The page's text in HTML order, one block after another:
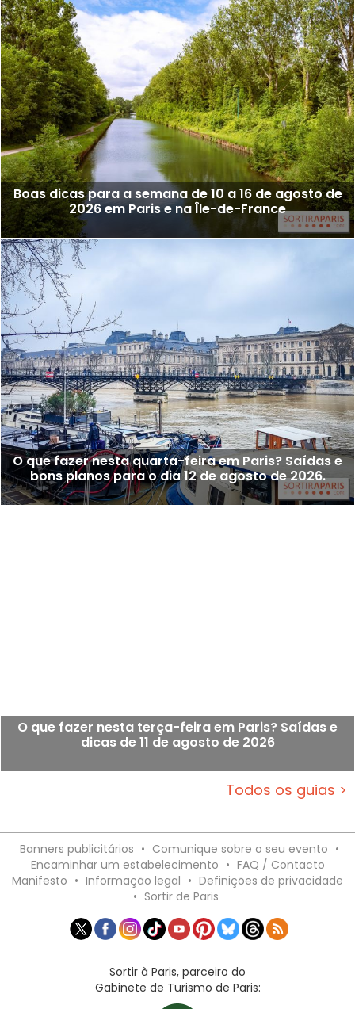
Boas dicas para a semana de 10 a 16 de agosto de
2026 em Paris e na Île-de-France
O que fazer nesta quarta-feira em Paris? Saídas e
bons planos para o dia 12 de agosto de 2026.
O que fazer nesta terça-feira em Paris? Saídas e
dicas de 11 de agosto de 2026
Todos os guias >
Banners publicitários • Comunique sobre o seu evento •
Encaminhar um estabelecimento • FAQ / Contacto
Manifesto • Informação legal • Definições de privacidade
• Sortir de Paris
Sortir à Paris, parceiro do
Gabinete de Turismo de Paris: